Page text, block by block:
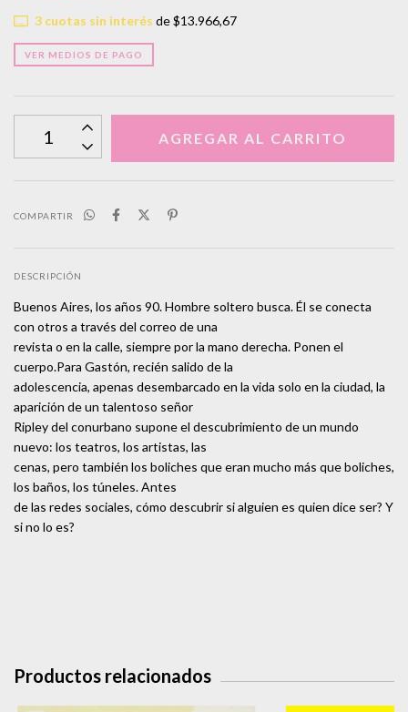
3cuotas sin interés de$13.966,67
VER MEDIOS DE PAGO
COMPARTIR
DESCRIPCIÓN
Buenos Aires, los años 90. Hombre soltero busca. Él se conecta
con otros a través del correo de una
revista o en la calle, siempre por la mano derecha. Ponen el
cuerpo.Para Gastón, recién salido de la
adolescencia, apenas desembarcado en la vida solo en la ciudad, la
aparición de un talentoso señor
Ripley del conurbano supone el descubrimiento de un mundo
nuevo: los teatros, los artistas, las
cenas, pero también los boliches que eran mucho más que boliches,
los baños, los túneles. Antes
de las redes sociales, cómo descubrir si alguien es quien dice ser? Y
si no lo es?
Productos relacionados